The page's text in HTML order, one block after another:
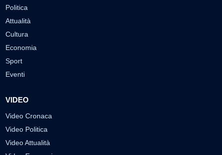
Politica
Attualità
Cultura
Economia
Sport
Eventi
VIDEO
Video Cronaca
Video Politica
Video Attualità